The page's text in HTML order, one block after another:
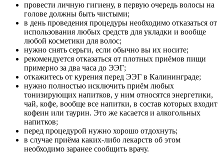
провести личную гигиену, в первую очередь волосы на
голове должны быть чистыми;
в день проведения процедуры необходимо отказаться от
использования любых средств для укладки и вообще
любой косметики для волос;
нужно снять серьги, если обычно вы их носите;
рекомендуется отказаться от плотных приёмов пищи
примерно за два часа до ЭЭГ;
откажитесь от курения перед ЭЭГ в Калининграде;
нужно полностью исключить приём любых
тонизирующих напитков, у ним относятся энергетики,
чай, кофе, вообще все напитки, в состав которых входит
кофеин или таурин. Это же касается и алкогольных
напитков;
перед процедурой нужно хорошо отдохнуть;
в случае приёма каких-либо лекарств об этом
необходимо заранее сообщить врачу.